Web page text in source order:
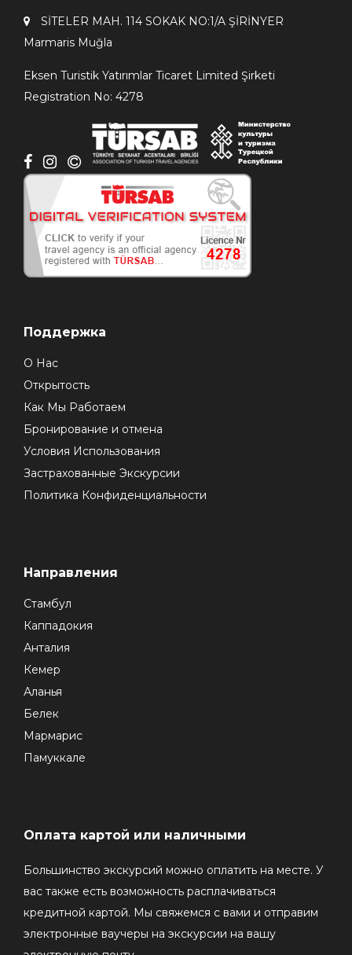
SİTELER MAH. 114 SOKAK NO:1/A ŞİRİNYER
Мarmaris Мuğla
Eksen Turistik Yatırımlar Ticaret Limited Şirketi
Registration No: 4278
Поддержка
О Нас
Открытость
Как Мы Работаем
Бронирование и отмена
Условия Использования
Застрахованные Экскурсии
Политика Конфиденциальности
Направления
Стамбул
Каппадокия
Анталия
Кемер
Аланья
Белек
Мармарис
Памуккале
Оплата картой или наличными
Большинство экскурсий можно оплатить на месте. У
вас также есть возможность расплачиваться
кредитной картой. Мы свяжемся с вами и отправим
электронные ваучеры на экскурсии на вашу